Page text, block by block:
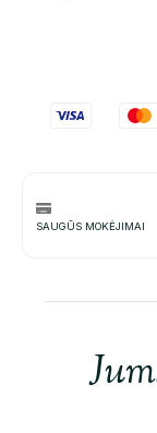
SAUGŪS MOKĖJIMAI